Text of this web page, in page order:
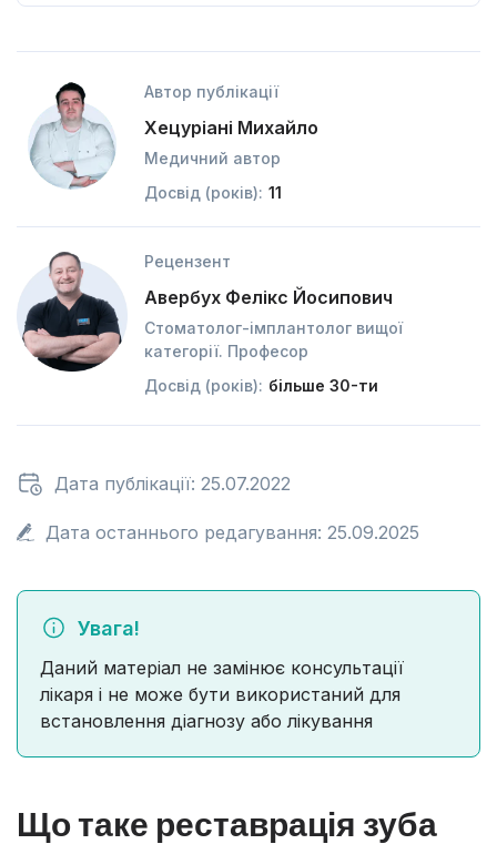
Автор публікації
Хецуріані Михайло
Медичний автор
Досвід (років): 11
Рецензент
Авербух Фелікс Йосипович
Стоматолог-імплантолог вищої
категорії. Професор
Досвід (років): більше 30-ти
Дата публікації: 25.07.2022
Дата останнього редагування: 25.09.2025
Увага!
Даний матеріал не замінює консультації
лікаря і не може бути використаний для
встановлення діагнозу або лікування
Що таке реставрація зуба